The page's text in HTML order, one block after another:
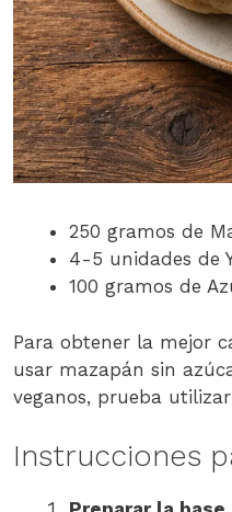
250 gramos de
4-5 unidades de
100 gramos de
Para obtener la mejor
usar mazapán sin
veganos, prueba
Instrucciones